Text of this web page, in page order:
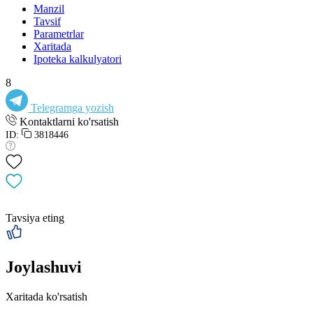
Manzil
Tavsif
Parametrlar
Xaritada
Ipoteka kalkulyatori
8
Telegramga yozish
Kontaktlarni ko'rsatish
ID: 3818446
Tavsiya eting
Joylashuvi
Xaritada ko'rsatish